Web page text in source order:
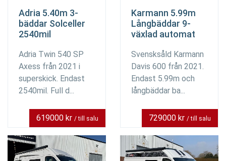
Adria 5.40m 3-
bäddar Solceller
2540mil
Adria Twin 540 SP
Axess från 2021 i
superskick. Endast
2540mil. Full d...
619000 kr / till salu
Karmann 5.99m
Långbäddar 9-
växlad automat
Svensksåld Karmann
Davis 600 från 2021.
Endast 5.99m och
långbäddar ba...
729000 kr / till salu